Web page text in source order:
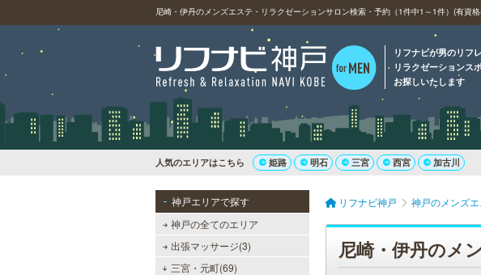
尼崎・伊丹のメンズエステ・リラクゼーションサロン検索・予約（1件中1～1件）(有資
リフナビが男のリフ
リラクゼーションス
お探しいたします
人気のエリアはこちら 姫路 明石 三宮 西宮 加古川
神戸エリアで探す
神戸の全てのエリア
出張マッサージ(3)
三宮・元町(69)
リフナビ神戸 神戸のメンズ
尼崎・伊丹のメ